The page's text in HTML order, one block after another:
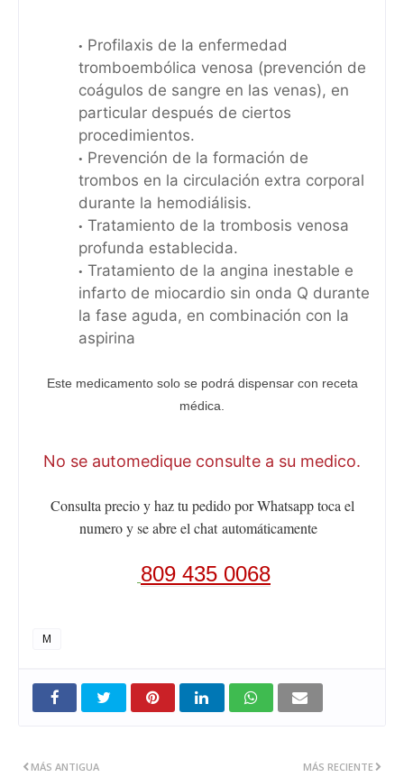
Profilaxis de la enfermedad
tromboembólica venosa (prevención de
coágulos de sangre en las venas), en
particular después de ciertos
procedimientos.
Prevención de la formación de
trombos en la circulación extra corporal
durante la hemodiálisis.
Tratamiento de la trombosis venosa
profunda establecida.
Tratamiento de la angina inestable e
infarto de miocardio sin onda Q durante
la fase aguda, en combinación con la
aspirina
Este medicamento solo se podrá dispensar con receta
médica.
No se automedique consulte a su medico.
Consulta precio y haz tu pedido por Whatsapp toca el
numero y se abre el chatautomáticamente
809 435 0068
M
MÁS RECIENTE
MÁS ANTIGUA